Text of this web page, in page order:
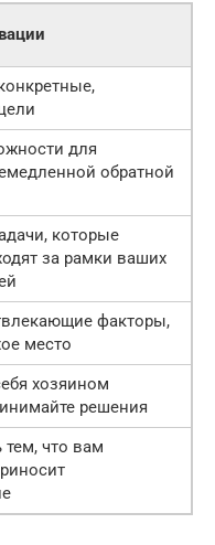
для
обратной
которые
за рамки ваших
факторы,
место
хозяином
решения
тем, что вам